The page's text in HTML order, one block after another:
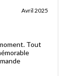
Avril 2025
Tout